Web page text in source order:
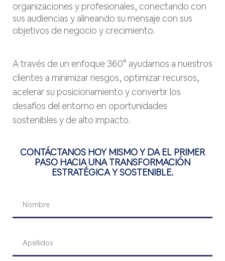
organizaciones y profesionales, conectando con
sus audiencias y alineando su mensaje con sus
objetivos de negocio y crecimiento.
A través de un enfoque 360° ayudamos a nuestros
clientes a minimizar riesgos, optimizar recursos,
acelerar su posicionamiento y convertir los
desafíos del entorno en oportunidades
sostenibles y de alto impacto.
CONTÁCTANOS HOY MISMO Y DA EL PRIMER
PASO HACIA UNA TRANSFORMACIÓN
ESTRATÉGICA Y SOSTENIBLE.